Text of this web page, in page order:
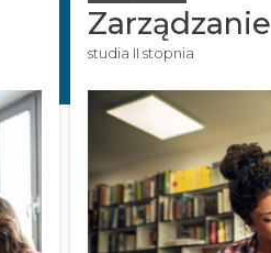
Zarządzanie
studia II stopnia